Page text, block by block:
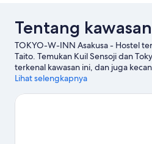
Tentang
TOKYO-W-INN Asakusa - Hostel
Taito. Temukan Kuil Sensoji dan
terkenal kawasan ini, dan juga
Ameyoko Shopping District dan
Kunjungi panduan perjalanan kami
Lihat selengkapnya